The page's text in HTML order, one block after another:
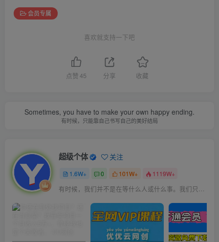
会员专属
喜欢就支持一下吧
点赞45 分享 收藏
Sometimes, you have to make your own happy ending.
有时候，只能靠自己书写自己的美好结局
超级个体 关注
1.6W+ 0 101W+ 1119W+
有时候，我们并不是在等什么人或什么事。我们只是在静待岁月改变自己